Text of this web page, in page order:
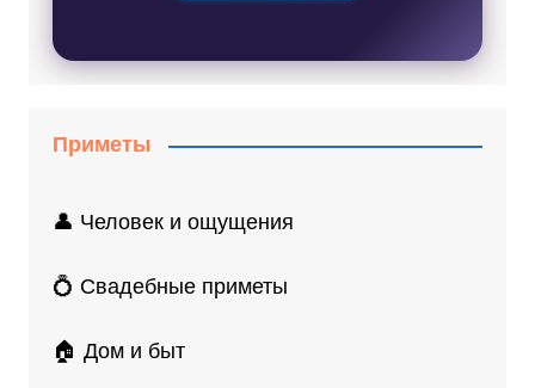
Приметы
👤 Человек и ощущения
💍 Свадебные приметы
🏠 Дом и быт